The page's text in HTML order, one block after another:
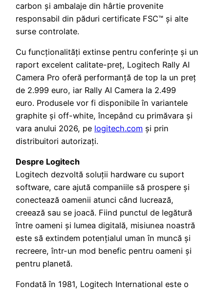
carbon și ambalaje din hârtie provenite
responsabil din păduri certificate FSC™ și alte
surse controlate.
Cu funcționalități extinse pentru conferințe și un
raport excelent calitate-preț, Logitech Rally AI
Camera Pro oferă performanță de top la un preț
de 2.999 euro, iar Rally AI Camera la 2.499
euro. Produsele vor fi disponibile în variantele
graphite și off-white, începând cu primăvara și
vara anului 2026, pe logitech.com și prin
distribuitori autorizați.
Despre Logitech
Logitech dezvoltă soluții hardware cu suport
software, care ajută companiile să prospere și
conectează oamenii atunci când lucrează,
creează sau se joacă. Fiind punctul de legătură
între oameni și lumea digitală, misiunea noastră
este să extindem potențialul uman în muncă și
recreere, într-un mod benefic pentru oameni și
pentru planetă.
Fondată în 1981, Logitech International este o